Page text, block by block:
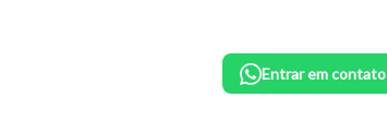
Entrar em contato